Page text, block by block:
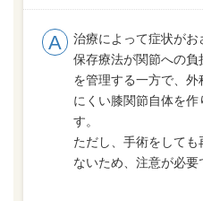
治療によって症状がお
保存療法が関節への
を管理する一方で、
にくい膝関節自体を
す。
ただし、手術をして
ないため、注意が必要